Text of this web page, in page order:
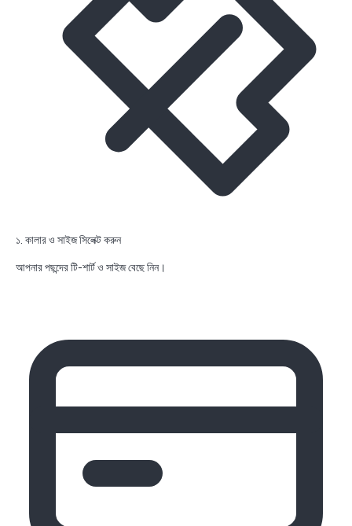
১. কালার ও সাইজ সিলেক্ট করুন
আপনার পছন্দের টি-শার্ট ও সাইজ বেছে নিন।